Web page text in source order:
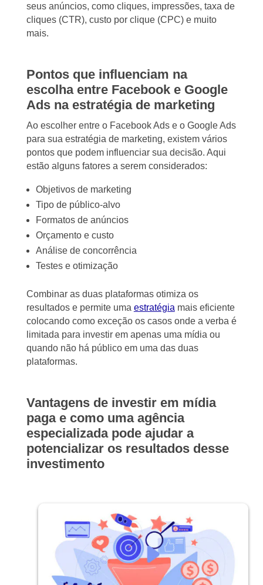
seus anúncios, como cliques, impressões, taxa de
cliques (CTR), custo por clique (CPC) e muito
mais.
Pontos que influenciam na
escolha entre Facebook e Google
Ads na estratégia de marketing
Ao escolher entre o Facebook Ads e o Google Ads
para sua estratégia de marketing, existem vários
pontos que podem influenciar sua decisão. Aqui
estão alguns fatores a serem considerados:
Objetivos de marketing
Tipo de público-alvo
Formatos de anúncios
Orçamento e custo
Análise de concorrência
Testes e otimização
Combinar as duas plataformas otimiza os
resultados e permite uma estratégia mais eficiente
colocando como exceção os casos onde a verba é
limitada para investir em apenas uma mídia ou
quando não há público em uma das duas
plataformas.
Vantagens de investir em mídia
paga e como uma agência
especializada pode ajudar a
potencializar os resultados desse
investimento